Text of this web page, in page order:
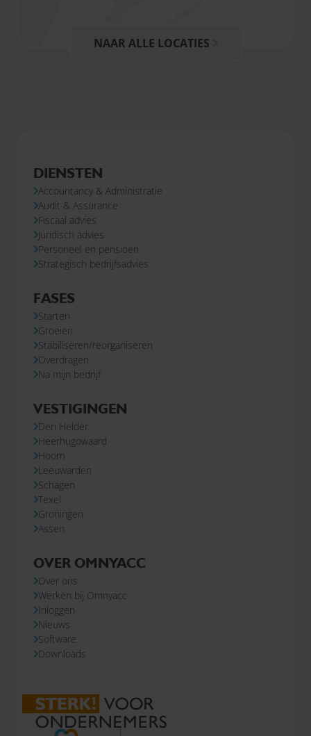
NAAR ALLE LOCATIES
DIENSTEN
Accountancy & Administratie
Audit & Assurance
Fiscaal advies
Juridisch advies
Personeel en pensioen
Strategisch bedrijfsadvies
FASES
Starten
Groeien
Stabiliseren/reorganiseren
Overdragen
Na mijn bedrijf
VESTIGINGEN
Den Helder
Heerhugowaard
Hoorn
Leeuwarden
Schagen
Texel
Groningen
Assen
OVER OMNYACC
Over ons
Werken bij Omnyacc
Inloggen
Nieuws
Software
Downloads